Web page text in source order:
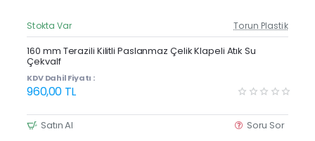
Güncel Fiyat
Stokta Var Torun Plastik
160 mm Terazili Kilitli Paslanmaz Çelik Klapeli Atık Su
Çekvalf
KDV Dahil Fiyatı :
960,00 TL
Satın Al Soru Sor